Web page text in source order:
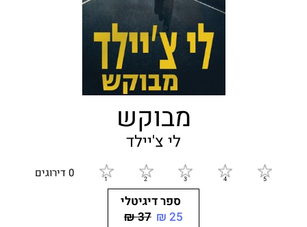
מבוקש
לי צ'יילד
0 דירוגים
ספר דיגיטלי
25 ₪
37 ₪